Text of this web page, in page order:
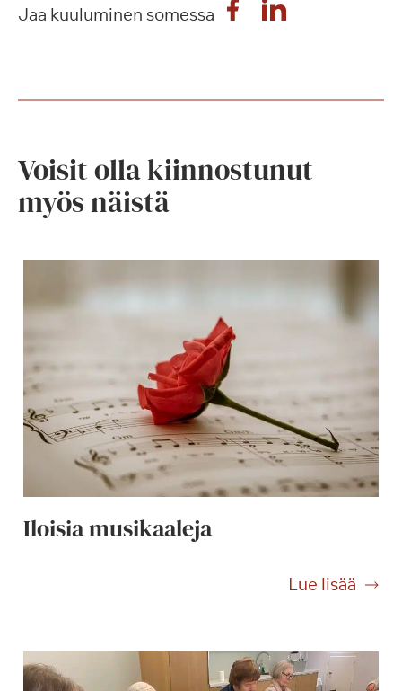
Jaa kuuluminen somessa
Voisit olla kiinnostunut
myös näistä
Iloisia musikaaleja
Lue lisää
I
i
s